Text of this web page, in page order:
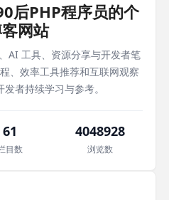
后PHP程序员的个
网站
AI 工具、资源分享与开发者笔
、效率工具推荐和互联网观察
者持续学习与参考。
61
目数
4048928
浏览数